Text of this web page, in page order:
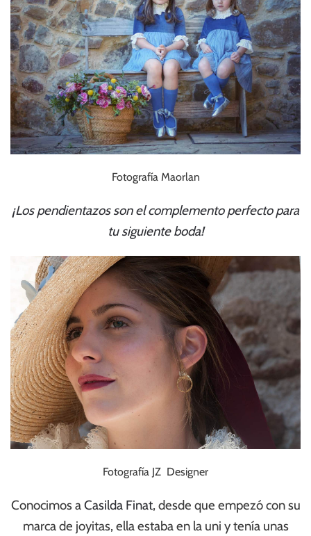
Fotografía Maorlan
¡Los pendientazos son el complemento perfecto para
tu siguiente boda!
Fotografía JZ Designer
Conocimos aCasilda Finat, desde que empezó con su
marca de joyitas, ella estaba en la uni y tenía unas